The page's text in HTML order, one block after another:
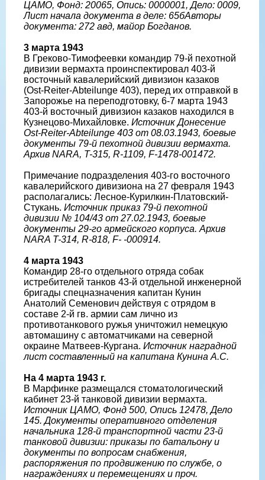
ЦАМО, Фонд: 20065, Опись: 0000001, Дело: 0009,
Лист начала документа в деле: 65бАвторы
документа: 272 авд, майор Богданов.
3 марта 1943
В Греково-Тимофеевки командир 79-й пехотной
дивизии вермахта проинспектировал 403-й
восточный кавалерийский дивизион казаков
(Ost-Reiter-Abteilunge 403), перед их отправкой в
Запорожье на переподготовку, 6-7 марта 1943
403-й восточный дивизион казаков находился в
Кузнецово-Михайловке. Источник Донесение
Ost-Reiter-Abteilunge 403 от 08.03.1943, боевые
документы 79-й пехотной дивизии вермахта.
Архив NARA, T-315, R-1109, F-1478-001472.
Примечание подразделения 403-го восточного
кавалерийского дивизиона на 27 февраля 1943
располагались: Лесное-Курилкин-Платовский-
Стукань. Источник приказ 79-й пехотной
дивизии № 104/43 от 27.02.1943, боевые
документы 29-го армейского корпуса. Архив
NARA T-314, R-818, F- -000914.
4 марта 1943
Командир 28-го отдельного отряда собак
истребителей танков 43-й отдельной инженерной
бригады спецназначения капитан Кунин
Анатолий Семенович действуя с отрядом в
составе 2-й гв. армии сам лично из
противотанкового ружья уничтожил немецкую
автомашину с автоматчиками на северной
окраине Матвеев-Кургана. Источник наградной
лист составленный на капитана Кунина А.С.
На 4 марта 1943 г.
В Марфинке размещался стоматологический
кабинет 23-й танковой дивизии вермахта.
Источник ЦАМО, Фонд 500, Опись 12478, Дело
145. Документы оперативного отделения
начальника 128-й транспортной части 23-й
танковой дивизии: приказы по батальону и
документы по вопросам снабжения,
распоряжения по продвижению по службе, о
награждениях и перемещениях и проч.